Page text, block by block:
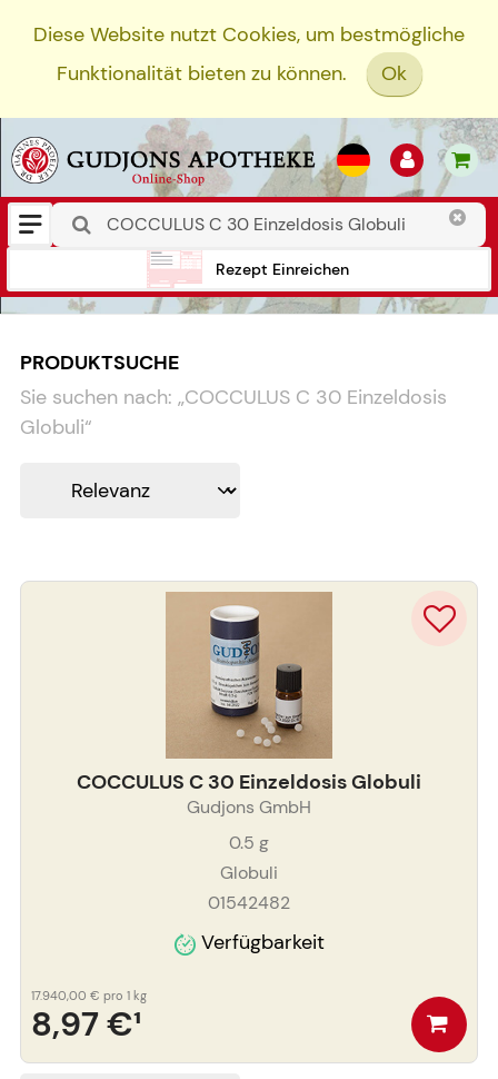
Diese Website nutzt Cookies, um bestmögliche
Funktionalität bieten zu können.
Ok
Rezept Einreichen
PRODUKTSUCHE
Sie suchen nach: „COCCULUS C 30 Einzeldosis
Globuli“
COCCULUS C 30 Einzeldosis Globuli
Gudjons GmbH
0.5 g
Globuli
01542482
Verfügbarkeit
8,97 €¹
17.940,00 € pro 1 kg